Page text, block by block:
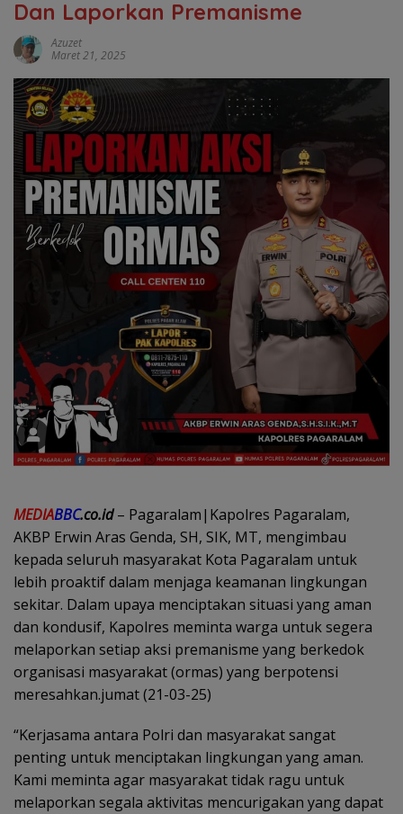
Dan Laporkan Premanisme
Azuzet
Maret 21, 2025
MEDIABBC.co.id– Pagaralam|Kapolres Pagaralam,
AKBP Erwin Aras Genda, SH, SIK, MT, mengimbau
kepada seluruh masyarakat Kota Pagaralam untuk
lebih proaktif dalam menjaga keamanan lingkungan
sekitar. Dalam upaya menciptakan situasi yang aman
dan kondusif, Kapolres meminta warga untuk segera
melaporkan setiap aksi premanisme yang berkedok
organisasi masyarakat (ormas) yang berpotensi
meresahkan.jumat (21-03-25)
“Kerjasama antara Polri dan masyarakat sangat
penting untuk menciptakan lingkungan yang aman.
Kami meminta agar masyarakat tidak ragu untuk
melaporkan segala aktivitas mencurigakan yang dapat